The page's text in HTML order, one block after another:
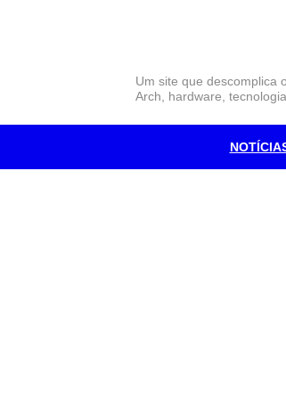
Um site que descomplica
Arch, hardware,